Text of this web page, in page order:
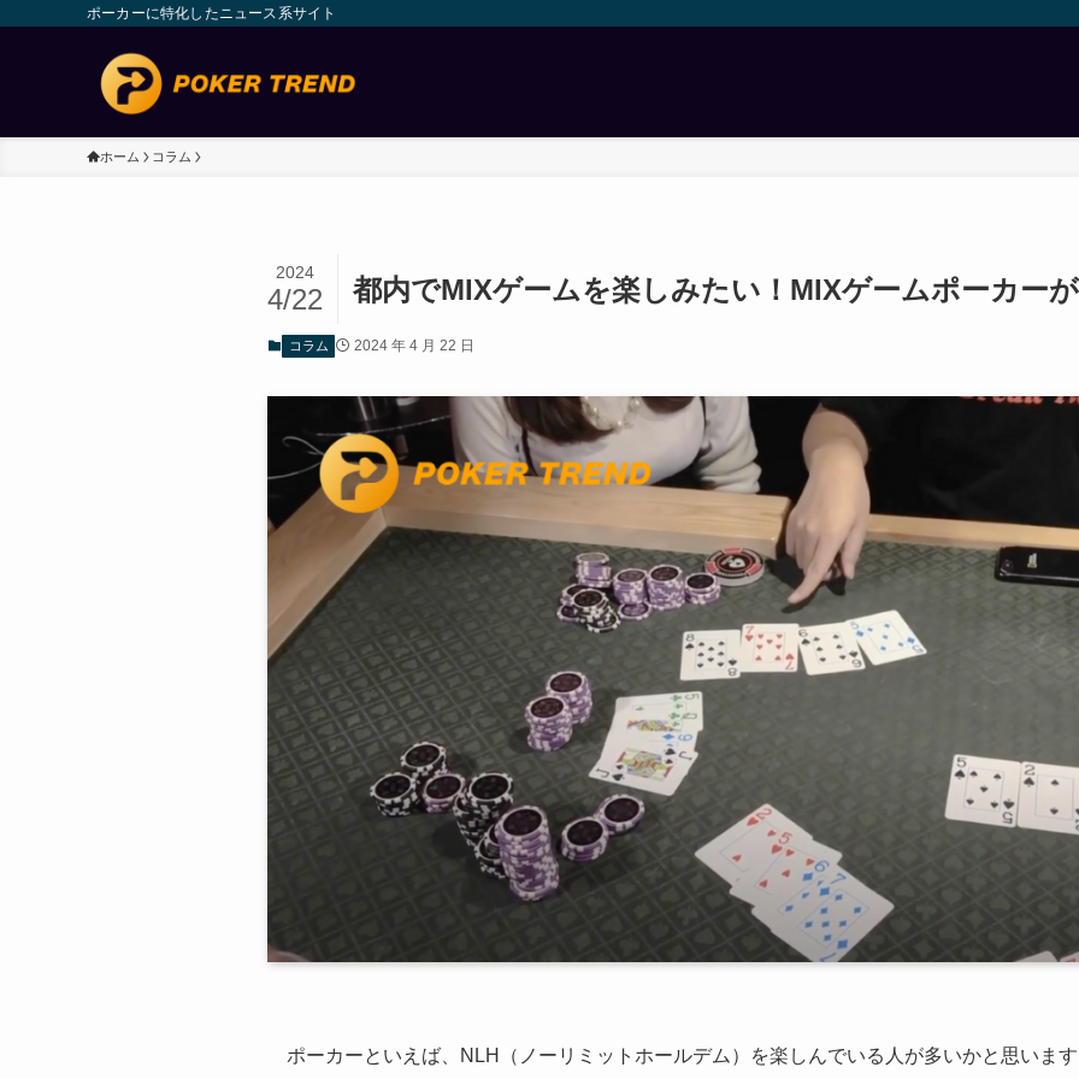
ポーカーに特化したニュース系サイト
ホーム コラム
都内でMIXゲームを楽しみたい！MIXゲームポーカー
2024
4/22
コラム 2024 年 4 月 22 日
ポーカーといえば、NLH（ノーリミットホールデム）を楽しんでいる人が多いかと思いま